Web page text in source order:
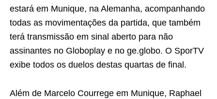
estará em Munique, na Alemanha, acompanhando
todas as movimentações da partida, que também
terá transmissão em sinal aberto para não
assinantes no Globoplay e no ge.globo. O SporTV
exibe todos os duelos destas quartas de final.
Além de Marcelo Courrege em Munique, Raphael